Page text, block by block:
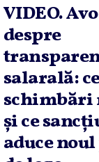
VIDEO.
despre
salarală:
schimbări
şi ce
aduce